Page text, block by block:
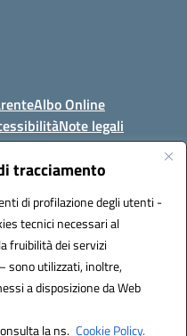
tracciamento
di profilazione degli utenti -
tecnici necessari al
fruibilità dei servizi
sono utilizzati, inoltre,
a disposizione da Web
la ns. Cookie Policy.
Albo Online
Note legali
del Greco (NA)
- Cod.Fisc. 95170530638
3D Solution S.r.l.